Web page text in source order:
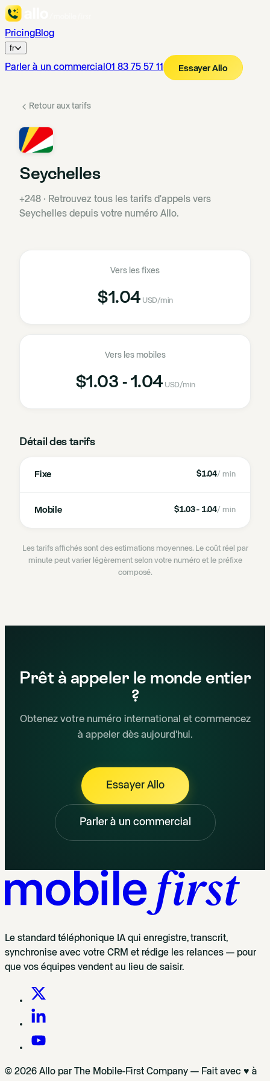
PricingBlog
fr
Parler à un commercial 01 83 75 57 11 Essayer Allo
Retour aux tarifs
Seychelles
+248 · Retrouvez tous les tarifs d'appels vers
Seychelles depuis votre numéro Allo.
Vers les fixes
$1.04 USD/min
Vers les mobiles
$1.03 - 1.04 USD/min
Détail des tarifs
Fixe $1.04/ min
Mobile $1.03 - 1.04/ min
Les tarifs affichés sont des estimations moyennes. Le coût réel par
minute peut varier légèrement selon votre numéro et le préfixe
composé.
Prêt à appeler le monde entier
?
Obtenez votre numéro international et commencez
à appeler dès aujourd'hui.
Essayer Allo
Parler à un commercial
Le standard téléphonique IA qui enregistre, transcrit,
synchronise avec votre CRM et rédige les relances — pour
que vos équipes vendent au lieu de saisir.
© 2026 Allo par The Mobile-First Company — Fait avec ♥ à